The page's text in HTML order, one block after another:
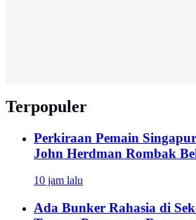
Terpopuler
Perkiraan Pemain
John Herdman Rombak
10 jam lalu
Ada Bunker Rahasia di